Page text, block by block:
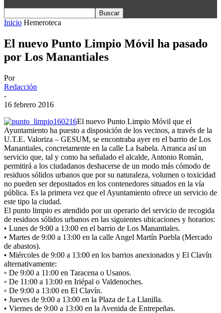
Inicio Hemeroteca
El nuevo Punto Limpio Móvil ha pasado
por Los Manantiales
Por
Redacción
-
16 febrero 2016
El nuevo Punto Limpio Móvil que el
Ayuntamiento ha puesto a disposición de los vecinos, a través de la
U.T.E. Valoriza – GESUM, se encontraba ayer en el barrio de Los
Manantiales, concretamente en la calle La Isabela. Arranca así un
servicio que, tal y como ha señalado el alcalde, Antonio Román,
permitirá a los ciudadanos deshacerse de un modo más cómodo de
residuos sólidos urbanos que por su naturaleza, volumen o toxicidad
no pueden ser depositados en los contenedores situados en la vía
pública. Es la primera vez que el Ayuntamiento ofrece un servicio de
este tipo la ciudad.
El punto limpio es atendido por un operario del servicio de recogida
de residuos sólidos urbanos en las siguientes ubicaciones y horarios:
• Lunes de 9:00 a 13:00 en el barrio de Los Manantiales.
• Martes de 9:00 a 13:00 en la calle Angel Martín Puebla (Mercado
de abastos).
• Miércoles de 9:00 a 13:00 en los barrios anexionados y El Clavín
alternativamente:
◦ De 9:00 a 11:00 en Taracena o Usanos.
◦ De 11:00 a 13:00 en Iriépal o Valdenoches.
◦ De 9:00 a 13:00 en El Clavín.
• Jueves de 9:00 a 13:00 en la Plaza de La Llanilla.
• Viernes de 9:00 a 13:00 en la Avenida de Entrepeñas.